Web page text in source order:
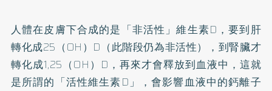
人體在皮膚下合成的是「非活性」維生素D，要到肝
轉化成25（OH）D（此階段仍為非活性），到腎臟才
轉化成1,25（OH）D，再來才會釋放到血液中，這就
是所謂的「活性維生素D」，會影響血液中的鈣離子